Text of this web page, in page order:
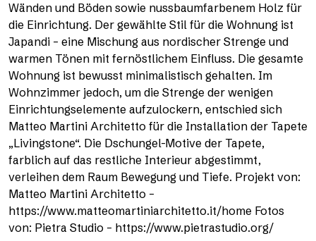
Wänden und Böden sowie nussbaumfarbenem Holz für
die Einrichtung. Der gewählte Stil für die Wohnung ist
Japandi – eine Mischung aus nordischer Strenge und
warmen Tönen mit fernöstlichem Einfluss. Die gesamte
Wohnung ist bewusst minimalistisch gehalten. Im
Wohnzimmer jedoch, um die Strenge der wenigen
Einrichtungselemente aufzulockern, entschied sich
Matteo Martini Architetto für die Installation der Tapete
„Livingstone“. Die Dschungel-Motive der Tapete,
farblich auf das restliche Interieur abgestimmt,
verleihen dem Raum Bewegung und Tiefe. Projekt von:
Matteo Martini Architetto –
https://www.matteomartiniarchitetto.it/home Fotos
von: Pietra Studio – https://www.pietrastudio.org/